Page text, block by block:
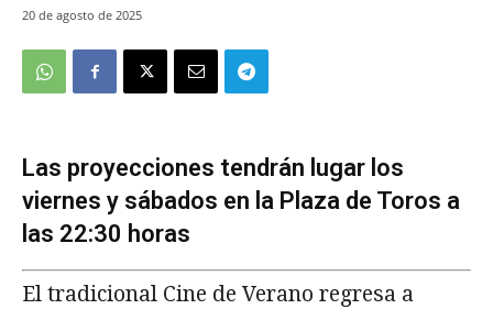
20 de agosto de 2025
Las proyecciones tendrán lugar los
viernes y sábados en la Plaza de Toros a
las 22:30 horas
El tradicional Cine de Verano regresa a